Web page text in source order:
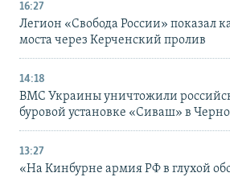
16:27
Легион «Свобода России» показал
моста через Керченский пролив
14:18
ВМС Украины уничтожили
буровой установке «Сиваш» в
13:27
«На Кинбурне армия РФ в глухой